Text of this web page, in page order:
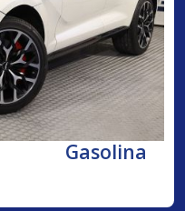
Gasolina